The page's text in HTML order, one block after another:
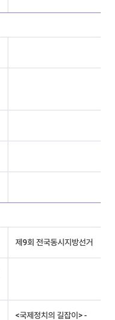
제9회 전국동시지방선거
<국제정치의 길잡이> -